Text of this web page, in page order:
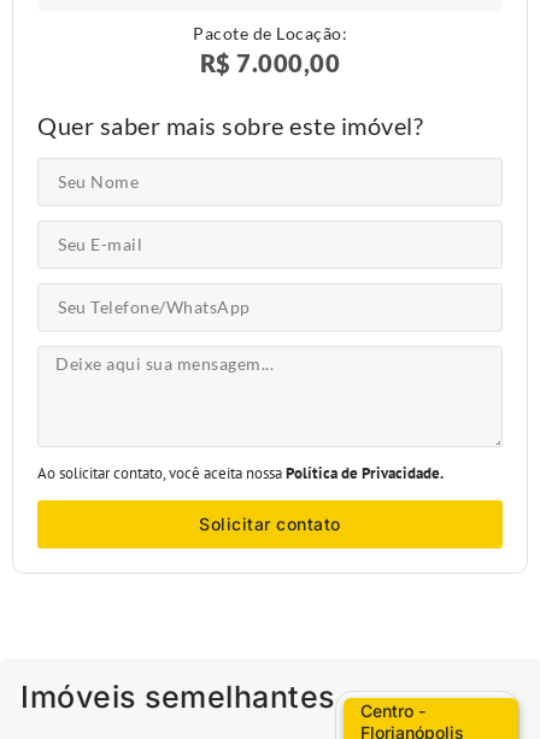
Pacote de Locação:
R$ 7.000,00
Quer saber mais sobre este imóvel?
Ao solicitar contato, você aceita nossaPolítica de Privacidade.
Solicitar contato
Imóveis semelhantes
Centro -
Florianópolis